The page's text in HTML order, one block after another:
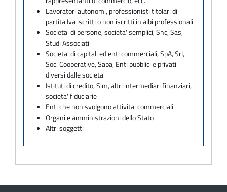
Lavoratori autonomi, professionisti titolari di
partita Iva iscritti o non iscritti in albi professionali
Societa' di persone, societa' semplici, Snc, Sas,
Studi Associati
Societa' di capitali ed enti commerciali, SpA, Srl,
Soc. Cooperative, Sapa, Enti pubblici e privati
diversi dalle societa'
Istituti di credito, Sim, altri intermediari finanziari,
societa' fiduciarie
Enti che non svolgono attivita' commerciali
Organi e amministrazioni dello Stato
Altri soggetti